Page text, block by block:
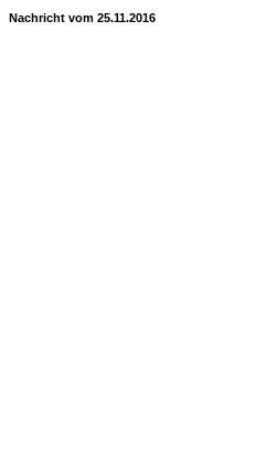
Nachricht vom 25.11.2016